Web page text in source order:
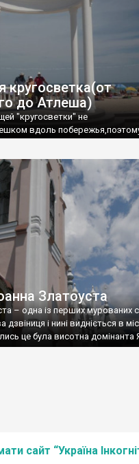
кругосветка(от
до Атлеша)
"кругосветки" не
вдоль
Златоуста
– одна із перших мурованих
і нині видніється в
це була висотна домінанта
сайт “Україна